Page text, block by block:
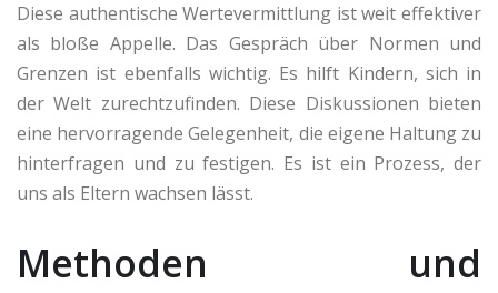
Diese authentische Wertevermittlung ist weit effektiver
als bloße Appelle. Das Gespräch über Normen und
Grenzen ist ebenfalls wichtig. Es hilft Kindern, sich in
der Welt zurechtzufinden. Diese Diskussionen bieten
eine hervorragende Gelegenheit, die eigene Haltung zu
hinterfragen und zu festigen. Es ist ein Prozess, der
uns als Eltern wachsen lässt.
Methoden und